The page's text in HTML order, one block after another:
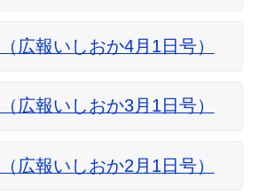
広報いしおか4月1日号）
広報いしおか3月1日号）
広報いしおか2月1日号）